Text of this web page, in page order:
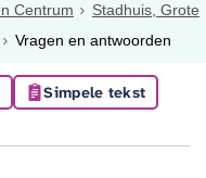
Centrum
Stadhuis, Grote
Vragen en antwoorden
Simpele tekst